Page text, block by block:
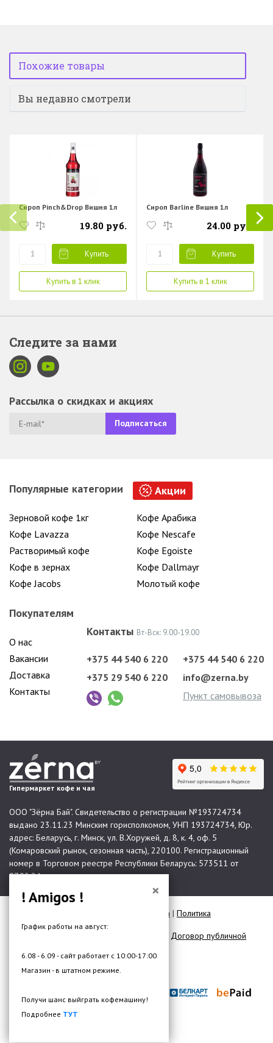
Похожие товары
Вы недавно смотрели
Сироп Pinch&Drop Вишня 1л
19.80 руб.
Купить
Купить в 1 клик
Сироп Barline Вишня 1л
24.00 руб.
Купить
Купить в 1 клик
Следите за нами
Рассылка о скидках и акциях
Популярные категории Акции
Зерновой кофе 1кг
Кофе Арабика
Кофе Lavazza
Кофе Nescafe
Растворимый кофе
Кофе Egoiste
Кофе в зернах
Кофе Dallmayr
Кофе Jacobs
Молотый кофе
Покупателям
О нас
Вакансии
Доставка
Контакты
Контакты Вт-Вск: 9.00-19.00
+375 44 540 6 220
+375 29 540 6 220
+375 44 540 6 220
info@zerna.by
Пункт самовывоза
Гипермаркет кофе и чая
ООО "Зёрна Бай". Свидетельство о регистрации №193724734
выдано 23.11.23 Минским горисполкомом, УНП 193724734, Юр.
адрес: Беларусь, г. Минск, ул. В.Хоружей, д. 8, к. 4, оф. 5
(Комаровский рынок, сезонная часть), 220100. Регистрационный
номер в Торговом реестре Республики Беларусь: 573511 от
07.02.24.
Карта сайта | Политика
конфиденциальности
Договор публичной
Разработка сайта —DMW.BY
×
! Amigos !
График работы на август:
6.08 - 6.09 - сайт работает с 10:00-17:00
Магазин - в штатном режиме.
Получи шанс выйграть кофемашину!
Подробнее ТУТ